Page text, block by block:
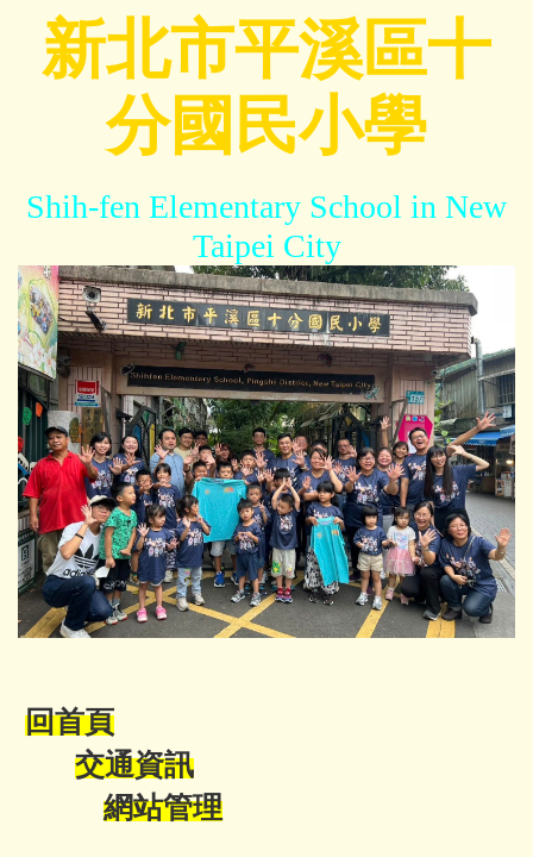
新北市平溪區十
分國民小學
Shih-fen Elementary School in New
Taipei City
回首頁
交通資訊
網站管理